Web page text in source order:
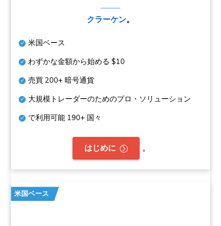
クラーケン。
米国ベース
わずかな金額から始める$10
売買200+ 暗号通貨
大規模トレーダーのためのプロ・ソリューション
で利用可能 190+ 国々
はじめに 。
米国ベース